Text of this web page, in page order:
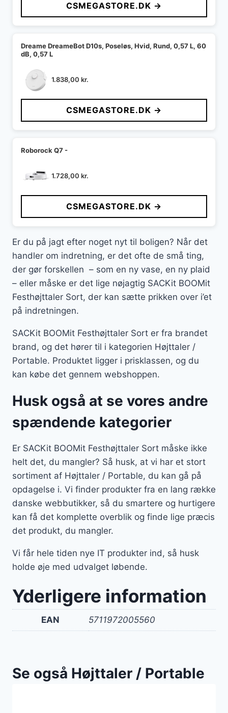
CSMEGASTORE.DK →
Dreame DreameBot D10s, Poseløs, Hvid, Rund, 0,57 L, 60
dB, 0,57 L
1.838,00 kr.
CSMEGASTORE.DK →
Roborock Q7 -
1.728,00 kr.
CSMEGASTORE.DK →
Er du på jagt efter noget nyt til boligen? Når det
handler om indretning, er det ofte de små ting,
der gør forskellen – som en ny vase, en ny plaid
– eller måske er det lige nøjagtig SACKit BOOMit
Festhøjttaler Sort, der kan sætte prikken over i’et
på indretningen.
SACKit BOOMit Festhøjttaler Sort er fra brandet
brand, og det hører til i kategorien Højttaler /
Portable. Produktet ligger i prisklassen, og du
kan købe det gennem webshoppen.
Husk også at se vores andre
spændende kategorier
Er SACKit BOOMit Festhøjttaler Sort måske ikke
helt det, du mangler? Så husk, at vi har et stort
sortiment af Højttaler / Portable, du kan gå på
opdagelse i. Vi finder produkter fra en lang række
danske webbutikker, så du smartere og hurtigere
kan få det komplette overblik og finde lige præcis
det produkt, du mangler.
Vi får hele tiden nye IT produkter ind, så husk
holde øje med udvalget løbende.
Yderligere information
EAN 5711972005560
Se også Højttaler / Portable